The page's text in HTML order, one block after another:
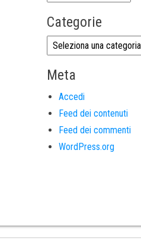
Categorie
Meta
Accedi
Feed dei contenuti
Feed dei commenti
WordPress.org